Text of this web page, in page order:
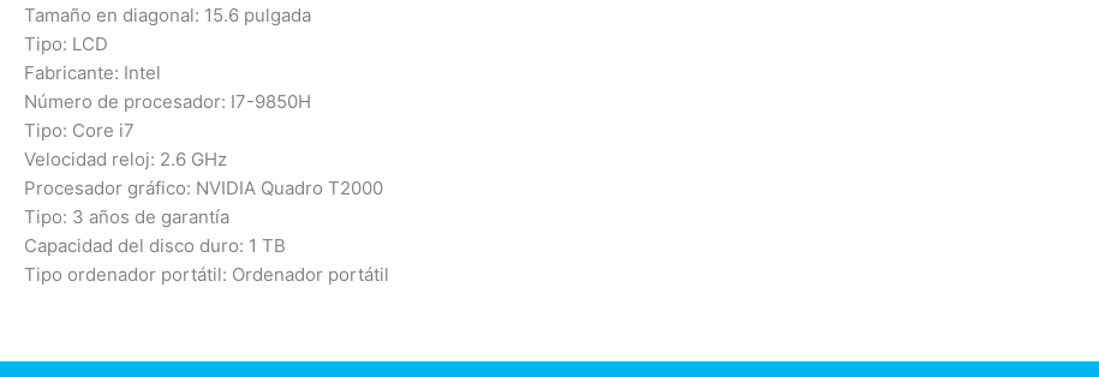
Tamaño en diagonal: 15.6 pulgada
Tipo: LCD
Fabricante: Intel
Número de procesador: I7-9850H
Tipo: Core i7
Velocidad reloj: 2.6 GHz
Procesador gráfico: NVIDIA Quadro T2000
Tipo: 3 años de garantía
Capacidad del disco duro: 1 TB
Tipo ordenador portátil: Ordenador portátil